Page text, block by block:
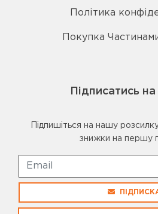
Політика
Покупка
Підписатись
Підпишіться на нашу
знижки на першу